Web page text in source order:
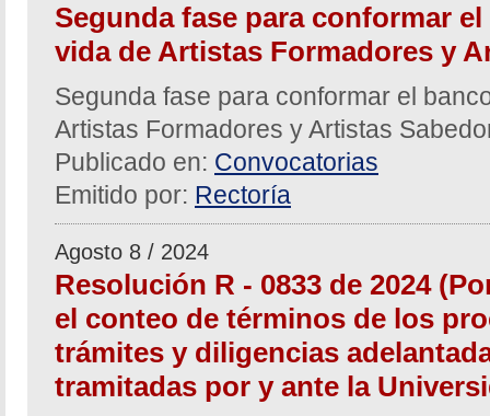
Segunda fase para conformar
vida de Artistas Formadores y
Segunda fase para conformar el
Artistas Formadores y Artistas
Publicado en: Convocatorias
Emitido por: Rectoría
Agosto 8 / 2024
Resolución R - 0833 de 2024
el conteo de términos de los
trámites y diligencias
tramitadas por y ante la